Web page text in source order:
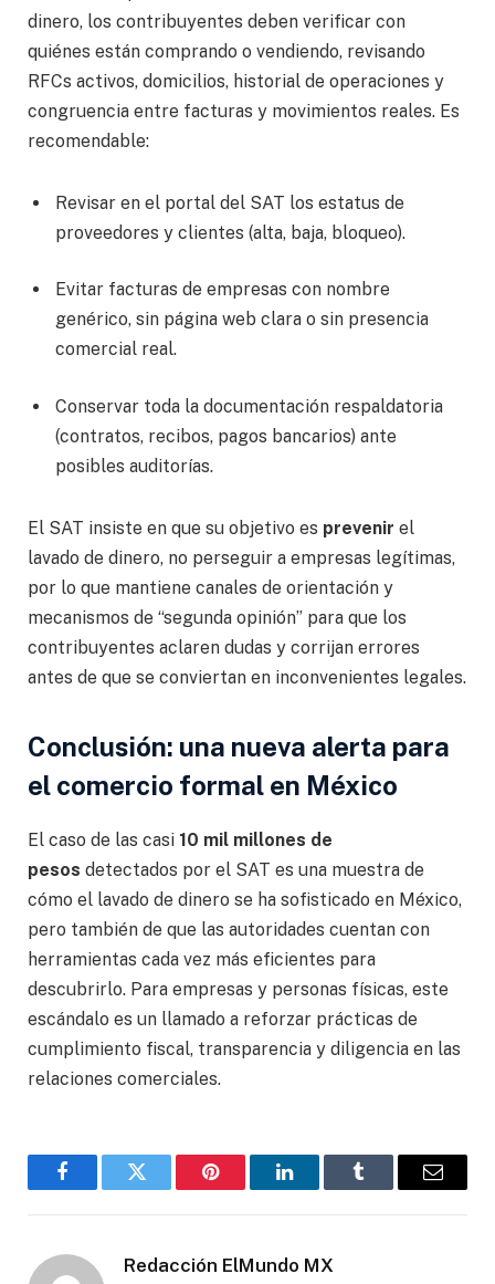
dinero, los contribuyentes deben verificar con
quiénes están comprando o vendiendo, revisando
RFCs activos, domicilios, historial de operaciones y
congruencia entre facturas y movimientos reales. Es
recomendable:
Revisar en el portal del SAT los estatus de
proveedores y clientes (alta, baja, bloqueo).
Evitar facturas de empresas con nombre
genérico, sin página web clara o sin presencia
comercial real.
Conservar toda la documentación respaldatoria
(contratos, recibos, pagos bancarios) ante
posibles auditorías.
El SAT insiste en que su objetivo es prevenir el
lavado de dinero, no perseguir a empresas legítimas,
por lo que mantiene canales de orientación y
mecanismos de “segunda opinión” para que los
contribuyentes aclaren dudas y corrijan errores
antes de que se conviertan en inconvenientes legales.
Conclusión: una nueva alerta para
el comercio formal en México
El caso de las casi 10 mil millones de
pesos detectados por el SAT es una muestra de
cómo el lavado de dinero se ha sofisticado en México,
pero también de que las autoridades cuentan con
herramientas cada vez más eficientes para
descubrirlo. Para empresas y personas físicas, este
escándalo es un llamado a reforzar prácticas de
cumplimiento fiscal, transparencia y diligencia en las
relaciones comerciales.
FacebookGorjeo Pinterest LinkedInTumblr
Correo
Redacción ElMundo MX